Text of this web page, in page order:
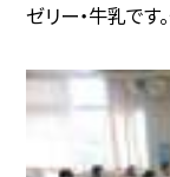
ゼリー・牛乳です